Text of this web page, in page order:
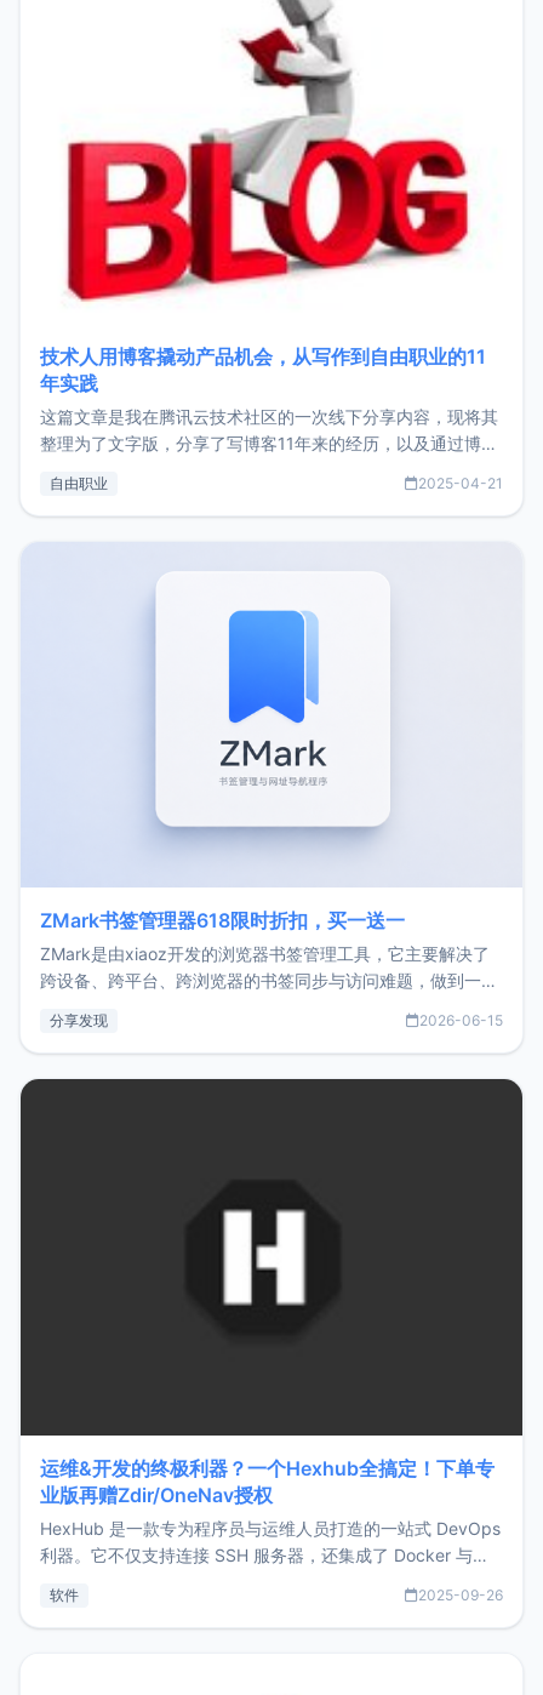
技术人用博客撬动产品机会，从写作到自由职业的11
年实践
这篇文章是我在腾讯云技术社区的一次线下分享内容，现将其
整理为了文字版，分享了写博客11年来的经历，以及通过博客
了我的首个产品ImgURL的真实数据和产品现状。自我介绍大
自由职业 2025-04-21
ZMark书签管理器618限时折扣，买一送一
ZMark是由xiaoz开发的浏览器书签管理工具，它主要解决了
跨设备、跨平台、跨浏览器的书签同步与访问难题，做到一处
用，让管理更高效。ZMark官网地址：
分享发现 2026-06-15
运维&开发的终极利器？一个Hexhub全搞定！下单专
业版再赠Zdir/OneNav授权
HexHub 是一款专为程序员与运维人员打造的一站式 DevOps
利器。它不仅支持连接 SSH 服务器，还集成了 Docker 与常
件间频繁切换，仅凭 HexHub 即可同时搞定运维与数据库操
软件 2025-09-26